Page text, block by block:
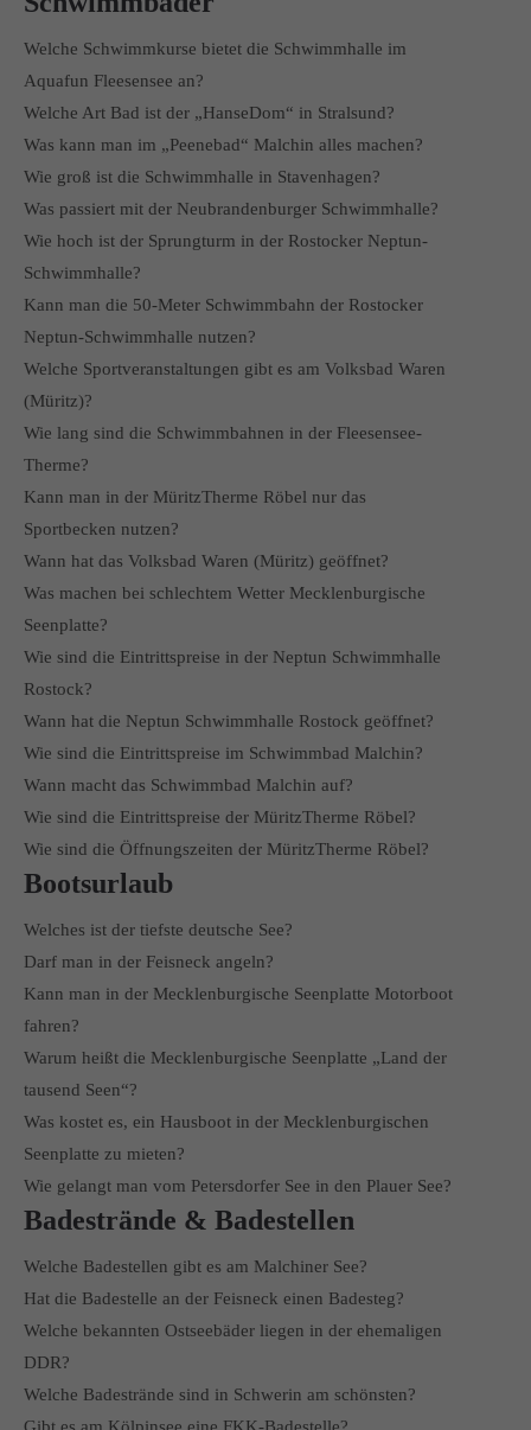
Welche Schwimmkurse bietet die Schwimmhalle im
Aquafun Fleesensee an?
Welche Art Bad ist der „HanseDom“ in Stralsund?
Was kann man im „Peenebad“ Malchin alles machen?
Wie groß ist die Schwimmhalle in Stavenhagen?
Was passiert mit der Neubrandenburger Schwimmhalle?
Wie hoch ist der Sprungturm in der Rostocker Neptun-
Schwimmhalle?
Kann man die 50-Meter Schwimmbahn der Rostocker
Neptun-Schwimmhalle nutzen?
Welche Sportveranstaltungen gibt es am Volksbad Waren
(Müritz)?
Wie lang sind die Schwimmbahnen in der Fleesensee-
Therme?
Kann man in der MüritzTherme Röbel nur das
Sportbecken nutzen?
Wann hat das Volksbad Waren (Müritz) geöffnet?
Was machen bei schlechtem Wetter Mecklenburgische
Seenplatte?
Wie sind die Eintrittspreise in der Neptun Schwimmhalle
Rostock?
Wann hat die Neptun Schwimmhalle Rostock geöffnet?
Wie sind die Eintrittspreise im Schwimmbad Malchin?
Wann macht das Schwimmbad Malchin auf?
Wie sind die Eintrittspreise der MüritzTherme Röbel?
Wie sind die Öffnungszeiten der MüritzTherme Röbel?
Bootsurlaub
Welches ist der tiefste deutsche See?
Darf man in der Feisneck angeln?
Kann man in der Mecklenburgische Seenplatte Motorboot
fahren?
Warum heißt die Mecklenburgische Seenplatte „Land der
tausend Seen“?
Was kostet es, ein Hausboot in der Mecklenburgischen
Seenplatte zu mieten?
Wie gelangt man vom Petersdorfer See in den Plauer See?
Badestrände & Badestellen
Welche Badestellen gibt es am Malchiner See?
Hat die Badestelle an der Feisneck einen Badesteg?
Welche bekannten Ostseebäder liegen in der ehemaligen
DDR?
Welche Badestrände sind in Schwerin am schönsten?